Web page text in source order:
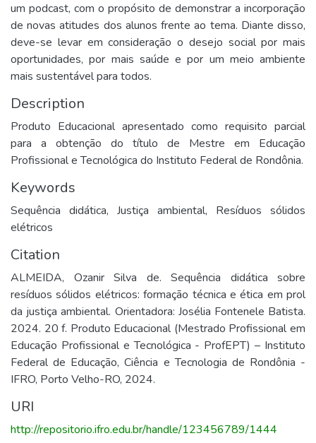
um podcast, com o propósito de demonstrar a incorporação
de novas atitudes dos alunos frente ao tema. Diante disso,
deve-se levar em consideração o desejo social por mais
oportunidades, por mais saúde e por um meio ambiente
mais sustentável para todos.
Description
Produto Educacional apresentado como requisito parcial
para a obtenção do título de Mestre em Educação
Profissional e Tecnológica do Instituto Federal de Rondônia.
Keywords
Sequência didática, Justiça ambiental, Resíduos sólidos
elétricos
Citation
ALMEIDA, Ozanir Silva de. Sequência didática sobre
resíduos sólidos elétricos: formação técnica e ética em prol
da justiça ambiental. Orientadora: Josélia Fontenele Batista.
2024. 20 f. Produto Educacional (Mestrado Profissional em
Educação Profissional e Tecnológica - ProfEPT) – Instituto
Federal de Educação, Ciência e Tecnologia de Rondônia -
IFRO, Porto Velho-RO, 2024.
URI
http://repositorio.ifro.edu.br/handle/123456789/1444